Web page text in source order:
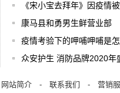
《宋小宝去拜年》因疫情
康马县和勇男生鲜营业部
疫情考验下的呷哺呷哺是
众安护生 消防品牌2020年
网站简介 - 联系我们 - 营销